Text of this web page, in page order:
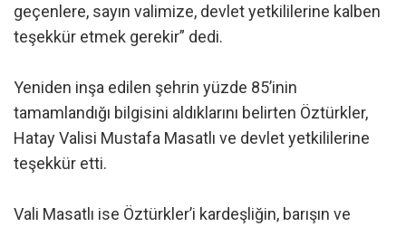
geçenlere, sayın valimize, devlet yetkililerine kalben
teşekkür etmek gerekir” dedi.
Yeniden inşa edilen şehrin yüzde 85’inin
tamamlandığı bilgisini aldıklarını belirten Öztürkler,
Hatay Valisi Mustafa Masatlı ve devlet yetkililerine
teşekkür etti.
Vali Masatlı ise Öztürkler’i kardeşliğin, barışın ve